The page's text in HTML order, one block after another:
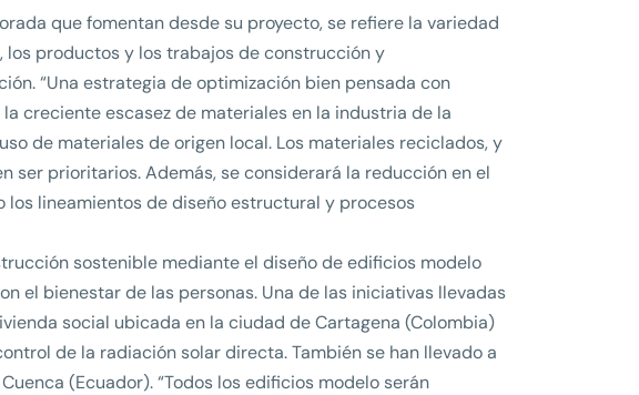
que fomentan desde su proyecto, se refiere la variedad
los productos y los trabajos de construcción y
“Una estrategia de optimización bien pensada con
creciente escasez de materiales en la industria de la
de materiales de origen local. Los materiales reciclados, y
ser prioritarios. Además, se considerará la reducción en el
lineamientos de diseño estructural y procesos
sostenible mediante el diseño de edificios modelo
el bienestar de las personas. Una de las iniciativas llevadas
social ubicada en la ciudad de Cartagena (Colombia)
de la radiación solar directa. También se han llevado a
(Ecuador). “Todos los edificios modelo serán